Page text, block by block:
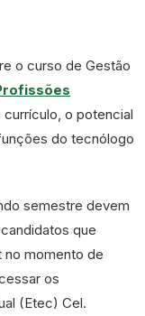
o curso de Gestão
o potencial
do tecnólogo
semestre devem
que
momento de
os
(Etec) Cel.